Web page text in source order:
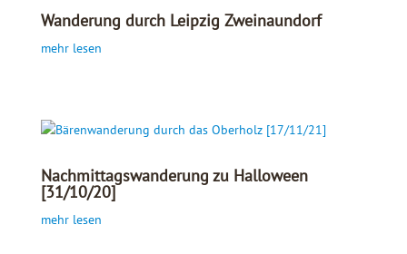
Wanderung durch Leipzig Zweinaundorf
mehr lesen
Nachmittagswanderung zu Halloween
[31/10/20]
mehr lesen